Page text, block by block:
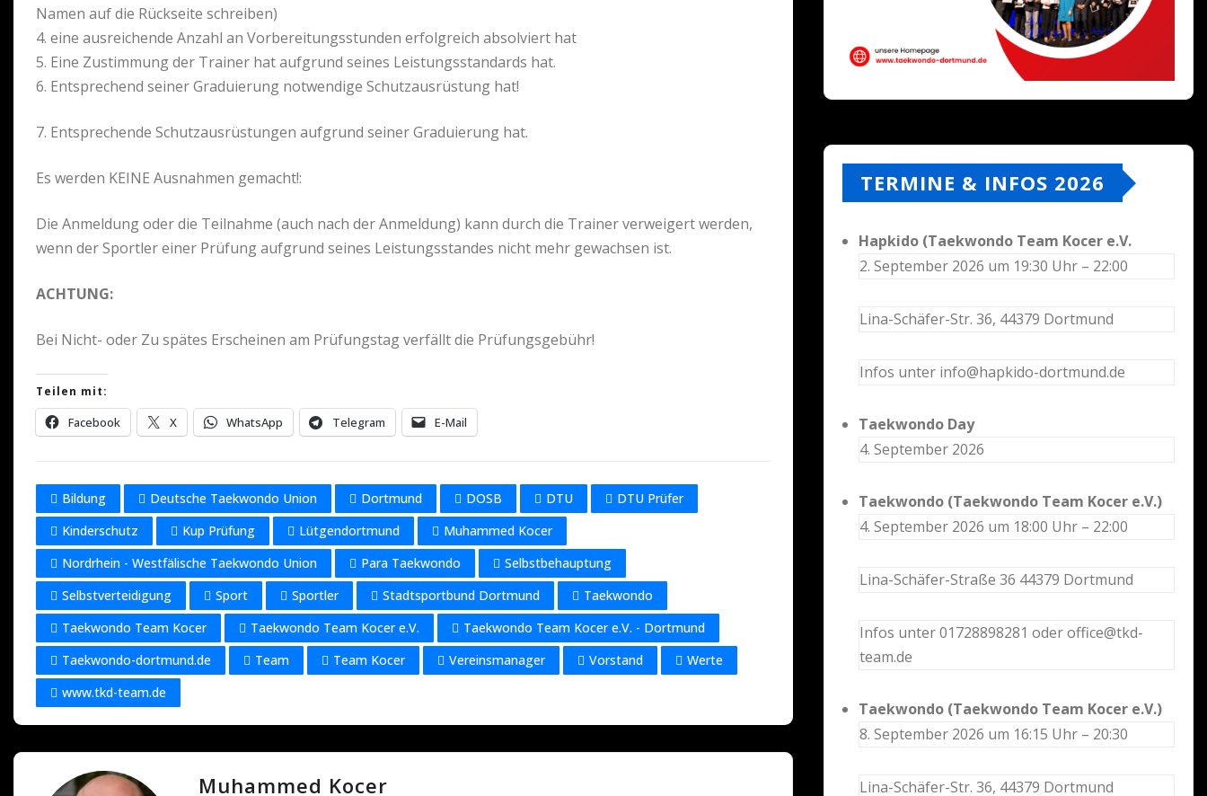
Namen auf die Rückseite schreiben)
4. eine ausreichende Anzahl an Vorbereitungsstunden erfolgreich absolviert hat
5. Eine Zustimmung der Trainer hat aufgrund seines Leistungsstandards hat.
6. Entsprechend seiner Graduierung notwendige Schutzausrüstung hat!
7. Entsprechende Schutzausrüstungen aufgrund seiner Graduierung hat.
Es werden KEINE Ausnahmen gemacht!:
Die Anmeldung oder die Teilnahme (auch nach der Anmeldung) kann durch die Trainer verweigert werden,
wenn der Sportler einer Prüfung aufgrund seines Leistungsstandes nicht mehr gewachsen ist.
ACHTUNG:
Bei Nicht- oder Zu spätes Erscheinen am Prüfungstag verfällt die Prüfungsgebühr!
Teilen mit:
Facebook X WhatsApp Telegram E-Mail
Bildung Deutsche Taekwondo Union Dortmund DOSB DTU
DTU Prüfer
Kinderschutz
Kup Prüfung Lütgendortmund
Muhammed Kocer
Nordrhein - Westfälische Taekwondo Union
Para Taekwondo
Selbstbehauptung
Selbstverteidigung
Sport Sportler Stadtsportbund Dortmund
Taekwondo
Taekwondo Team Kocer
Taekwondo Team Kocer e.V.
Taekwondo Team Kocer e.V. - Dortmund
Taekwondo-dortmund.de
Team Team Kocer Vereinsmanager Vorstand
Werte
www.tkd-team.de
Muhammed Kocer
TERMINE & INFOS 2026
Hapkido (Taekwondo Team Kocer e.V.
2. September 2026 um 19:30 Uhr – 22:00
Lina-Schäfer-Str. 36, 44379 Dortmund
Infos unter info@hapkido-dortmund.de
Taekwondo Day
4. September 2026
Taekwondo (Taekwondo Team Kocer e.V.)
4. September 2026 um 18:00 Uhr – 22:00
Lina-Schäfer-Straße 36 44379 Dortmund
Infos unter 01728898281 oder office@tkd-
team.de
Taekwondo (Taekwondo Team Kocer e.V.)
8. September 2026 um 16:15 Uhr – 20:30
Lina-Schäfer-Str. 36, 44379 Dortmund